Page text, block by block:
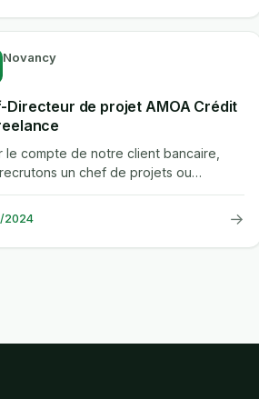
Novancy
Directeur de projet AMOA Crédit
le compte de notre client bancaire,
un chef de projets ou
de projet amoa/moa credit en...
2024 →